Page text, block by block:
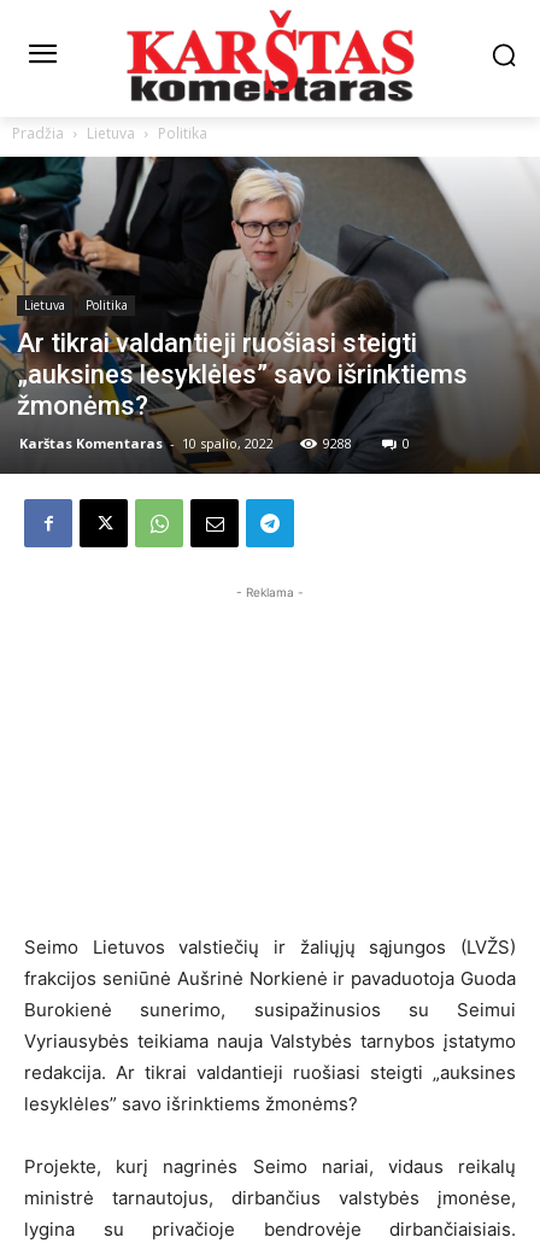
Pradžia Lietuva Politika
Lietuva Politika
Ar tikrai valdantieji ruošiasi steigti
„auksines lesyklėles” savo išrinktiems
žmonėms?
Karštas Komentaras - 10 spalio, 2022 9288 0
- Reklama -
Seimo Lietuvos valstiečių ir žaliųjų sąjungos (LVŽS)
frakcijos seniūnė Aušrinė Norkienė ir pavaduotoja Guoda
Burokienė sunerimo, susipažinusios su Seimui
Vyriausybės teikiama nauja Valstybės tarnybos įstatymo
redakcija. Ar tikrai valdantieji ruošiasi steigti „auksines
lesyklėles” savo išrinktiems žmonėms?
Projekte, kurį nagrinės Seimo nariai, vidaus reikalų
ministrė tarnautojus, dirbančius valstybės įmonėse,
lygina su privačioje bendrovėje dirbančiaisiais.